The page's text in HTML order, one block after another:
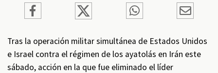
Tras la operación militar simultánea de Estados Unidos
e Israel contra el régimen de los ayatolás en Irán este
sábado, acción en la que fue eliminado el líder